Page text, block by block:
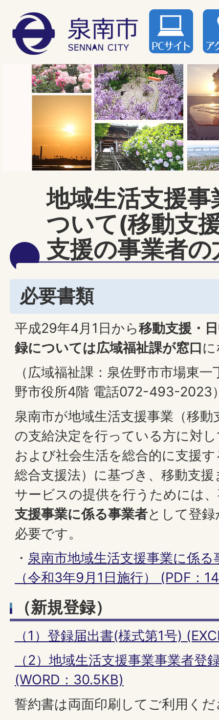
地域生活支援事
ついて(移動支
支援の事業者の
必要書類
平成29年4月1日から移動支援・
録については広域福祉課が窓口
（広域福祉課：泉佐野市市場東
野市役所4階 電話072-493-2023
泉南市が地域生活支援事業（移
の支給決定を行っている方に対
および社会生活を総合的に支援
総合支援法）に基づき、移動支
サービスの提供を行うためには
支援事業に係る事業者として登
必要です。
・ 泉南市地域生活支援事業に係
（令和3年9月1日施行） (PDF：
（新規登録）
（1）登録届出書(様式第1号)
（2）地域生活支援事業事業者登
(WORD：30.5KB)
誓約書は両面印刷してご利用く